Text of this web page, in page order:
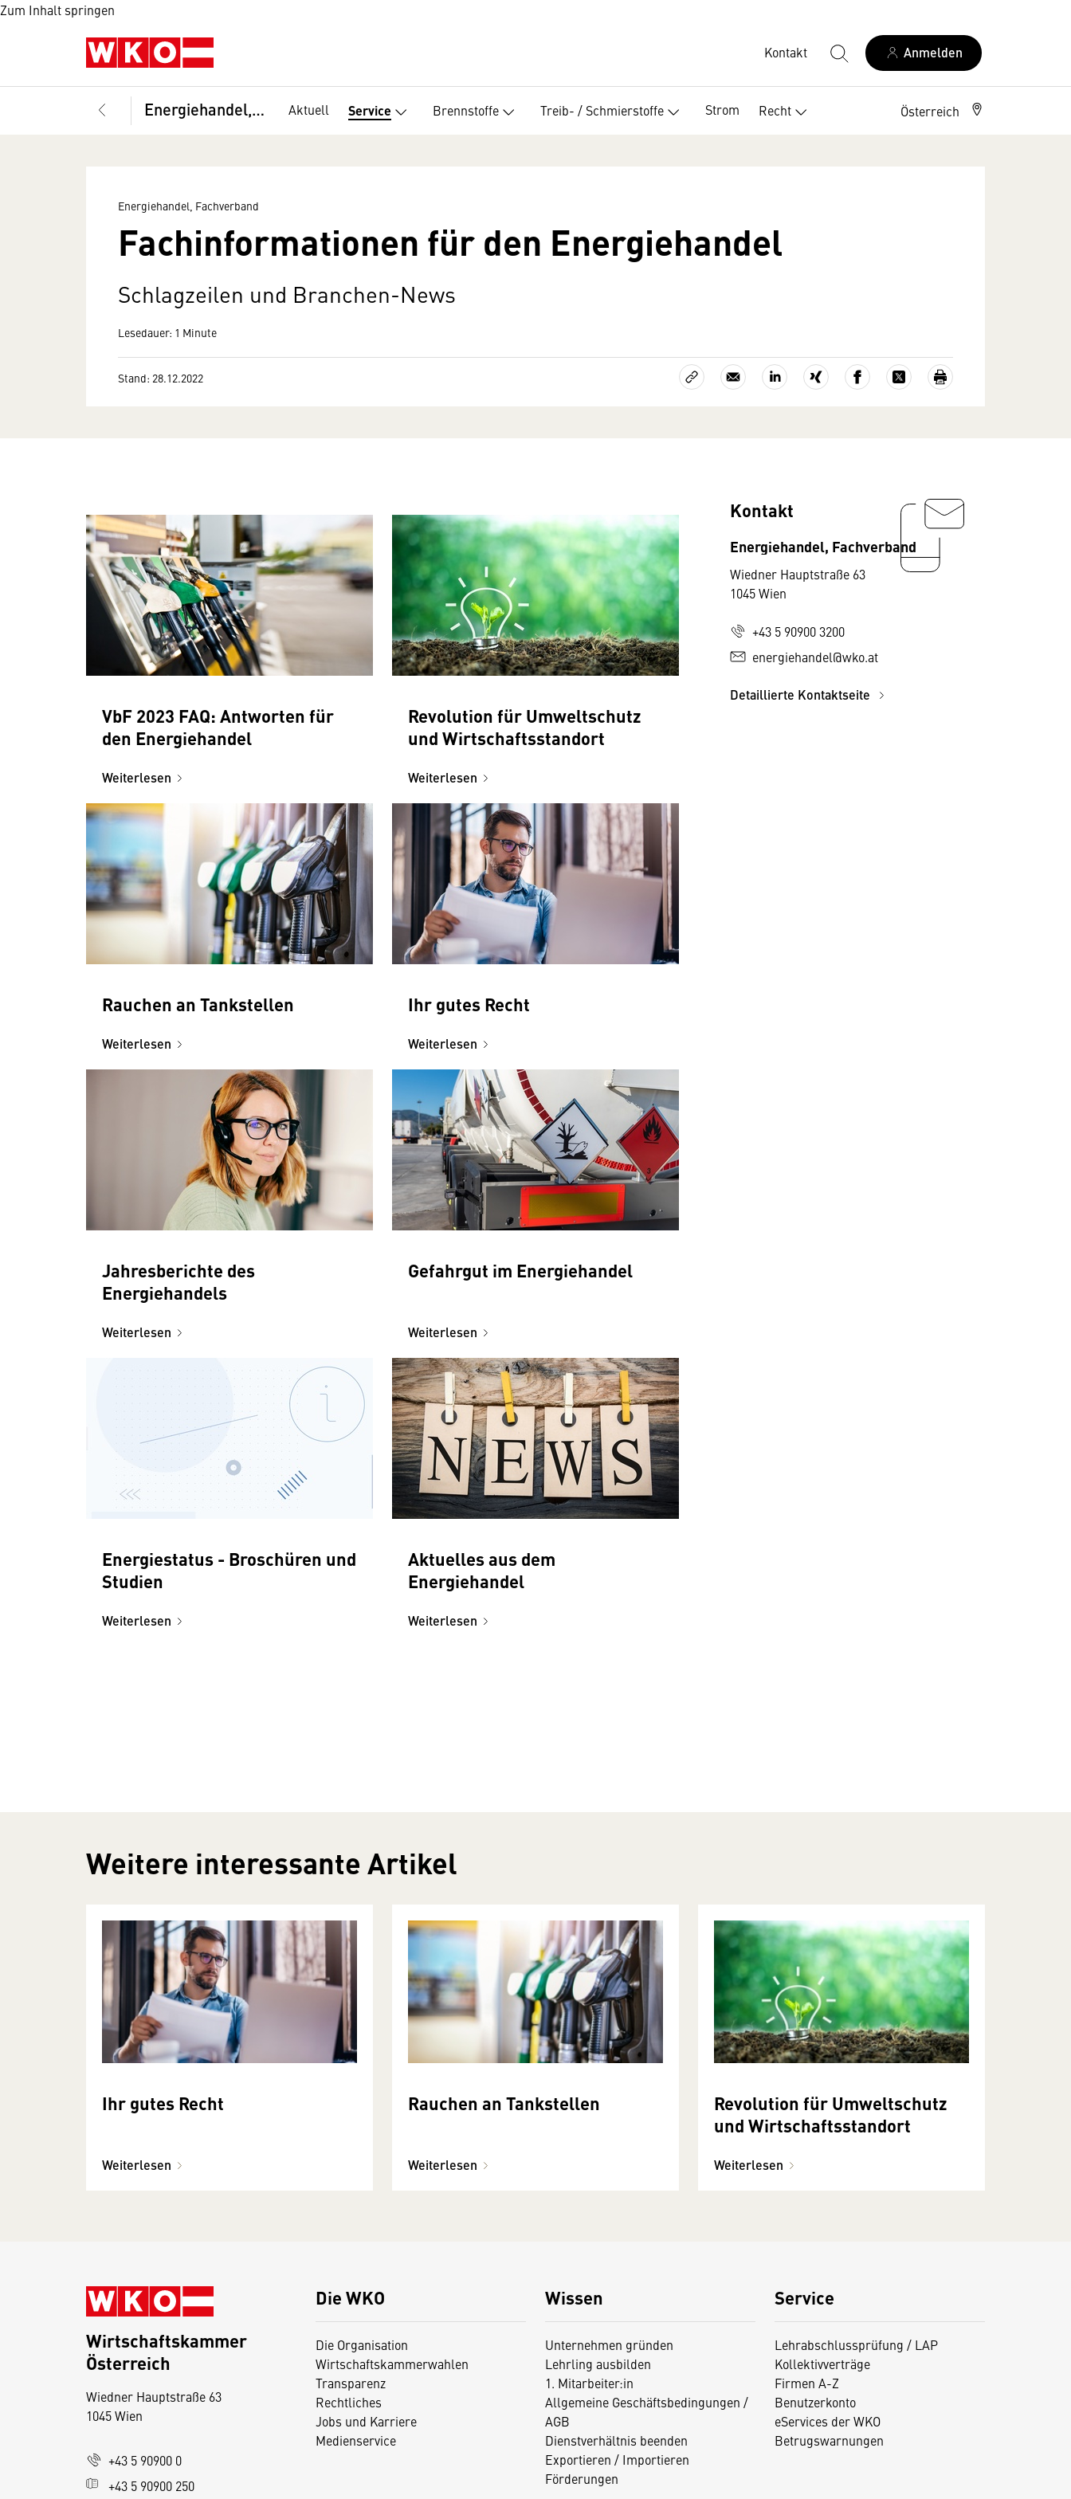
Zum Inhalt springen
Kontakt Anmelden
Energiehandel, Fachverband Aktuell Service Brennstoffe Treib- / Schmierstoffe Strom Recht Österreich
Energiehandel, Fachverband
Fachinformationen für den Energiehandel
Schlagzeilen und Branchen-News
Lesedauer: 1 Minute
Stand: 28.12.2022
VbF 2023 FAQ: Antworten für
den Energiehandel
Weiterlesen
Revolution für Umweltschutz
und Wirtschaftsstandort
Weiterlesen
Rauchen an Tankstellen
Weiterlesen
Ihr gutes Recht
Weiterlesen
Jahresberichte des
Energiehandels
Weiterlesen
Gefahrgut im Energiehandel
Weiterlesen
Energiestatus - Broschüren und
Studien
Weiterlesen
Aktuelles aus dem
Energiehandel
Weiterlesen
Kontakt
Energiehandel, Fachverband
Wiedner Hauptstraße 63
1045 Wien
+43 5 90900 3200
energiehandel@wko.at
Detaillierte Kontaktseite
Weitere interessante Artikel
Ihr gutes Recht
Weiterlesen
Rauchen an Tankstellen
Weiterlesen
Revolution für Umweltschutz
und Wirtschaftsstandort
Weiterlesen
Die WKO
Die Organisation
Wirtschaftskammerwahlen
Transparenz
Rechtliches
Jobs und Karriere
Medienservice
Wissen
Unternehmen gründen
Lehrling ausbilden
1. Mitarbeiter:in
Allgemeine Geschäftsbedingungen /
AGB
Dienstverhältnis beenden
Exportieren / Importieren
Förderungen
Service
Lehrabschlussprüfung / LAP
Kollektivverträge
Firmen A-Z
Benutzerkonto
eServices der WKO
Betrugswarnungen
Wirtschaftskammer
Österreich
Wiedner Hauptstraße 63
1045 Wien
+43 5 90900 0
+43 5 90900 250